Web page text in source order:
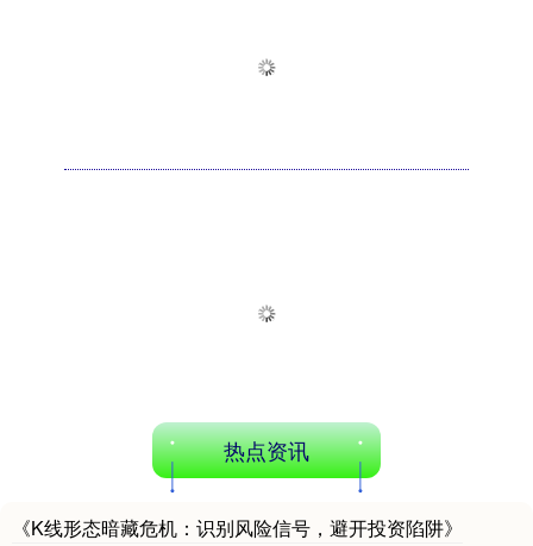
热点资讯
《K线形态暗藏危机：识别风险信号，避开投资陷阱》